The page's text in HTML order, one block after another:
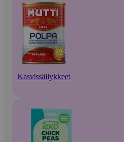
Kasvissäilykkeet